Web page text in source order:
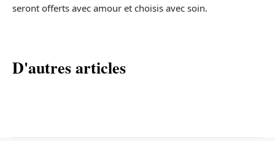
seront offerts avec amour et choisis avec soin.
D'autres articles